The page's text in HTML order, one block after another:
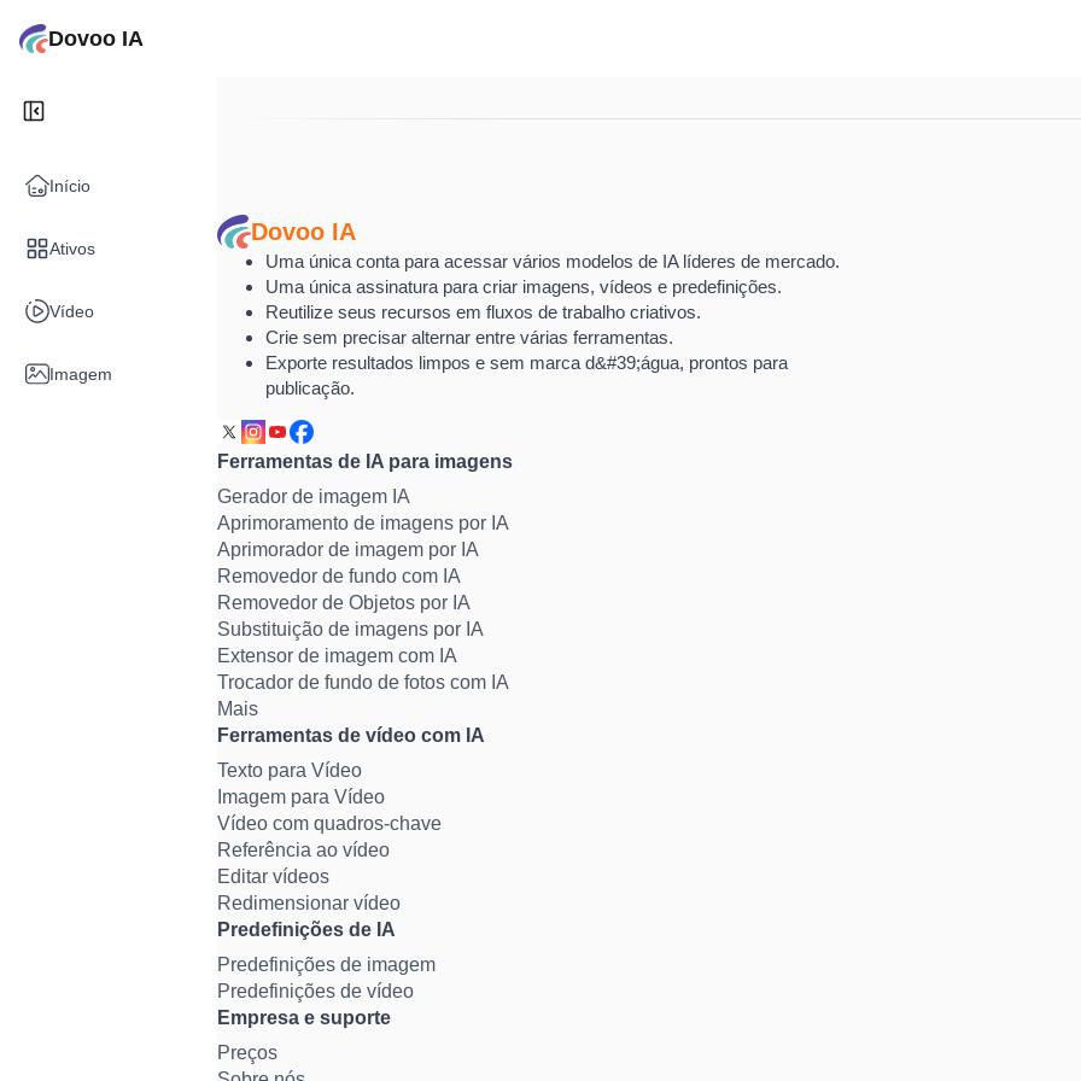
Dovoo IA
Início
Ativos
Vídeo
Imagem
Dovoo IA
Uma única conta para acessar vários modelos de IA líderes de mercado.
Uma única assinatura para criar imagens, vídeos e predefinições.
Reutilize seus recursos em fluxos de trabalho criativos.
Crie sem precisar alternar entre várias ferramentas.
Exporte resultados limpos e sem marca d&#39;água, prontos para
publicação.
Ferramentas de IA para imagens
Gerador de imagem IA
Aprimoramento de imagens por IA
Aprimorador de imagem por IA
Removedor de fundo com IA
Removedor de Objetos por IA
Substituição de imagens por IA
Extensor de imagem com IA
Trocador de fundo de fotos com IA
Mais
Ferramentas de vídeo com IA
Texto para Vídeo
Imagem para Vídeo
Vídeo com quadros-chave
Referência ao vídeo
Editar vídeos
Redimensionar vídeo
Predefinições de IA
Predefinições de imagem
Predefinições de vídeo
Empresa e suporte
Preços